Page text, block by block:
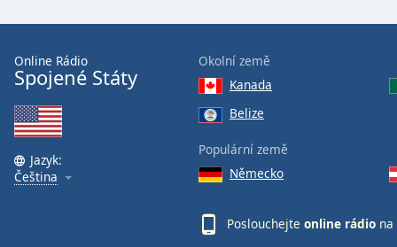
Text
Online Rádio
Spojené Státy
Jazyk:
Čeština
Okolní země
Kanada
Belize
Populární země
Německo
Poslouchejte online rádio